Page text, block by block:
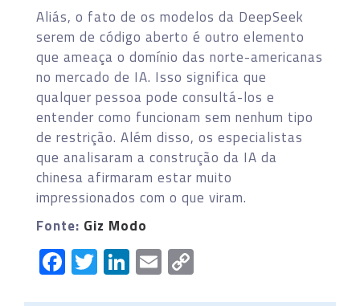
Aliás, o fato de os modelos da DeepSeek
serem de código aberto é outro elemento
que ameaça o domínio das norte-americanas
no mercado de IA. Isso significa que
qualquer pessoa pode consultá-los e
entender como funcionam sem nenhum tipo
de restrição. Além disso, os especialistas
que analisaram a construção da IA da
chinesa afirmaram estar muito
impressionados com o que viram.
Fonte: Giz Modo
Facebook
Twitter
LinkedIn
Email